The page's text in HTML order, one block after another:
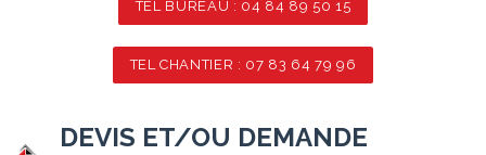
TEL BUREAU : 04 84 89 50 15
TEL CHANTIER : 07 83 64 79 96
DEVIS ET/OU DEMANDE